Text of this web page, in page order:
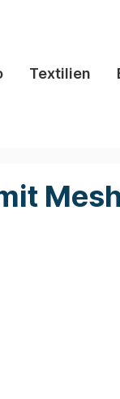
Textilien